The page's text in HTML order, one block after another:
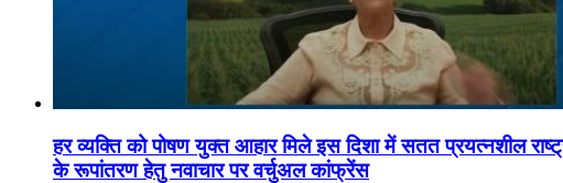
हर व्यक्ति को पोषण युक्त आहार मिले इस दिशा में सतत प्रयत्नशील
के रूपांतरण हेतु नवाचार पर वर्चुअल कांफ्रेंस